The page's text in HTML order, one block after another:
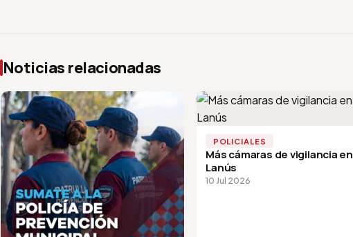
Noticias relacionadas
POLICIALES
Más cámaras de vigilancia en
Lanús
10 Jul 2026